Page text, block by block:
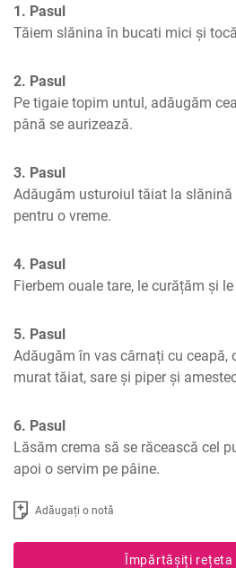
1. Pasul
Tăiem slănina în bucati mici și
2. Pasul
Pe tigaie topim untul, adăugăm
până se aurizează.
3. Pasul
Adăugăm usturoiul tăiat la
pentru o vreme.
4. Pasul
Fierbem ouale tare, le curățăm și
5. Pasul
Adăugăm în vas cârnați cu ceapă,
murat tăiat, sare și piper și
6. Pasul
Lăsăm crema să se răcească cel
apoi o servim pe pâine.
Adăugați o notă
Împărtășiți rețeta